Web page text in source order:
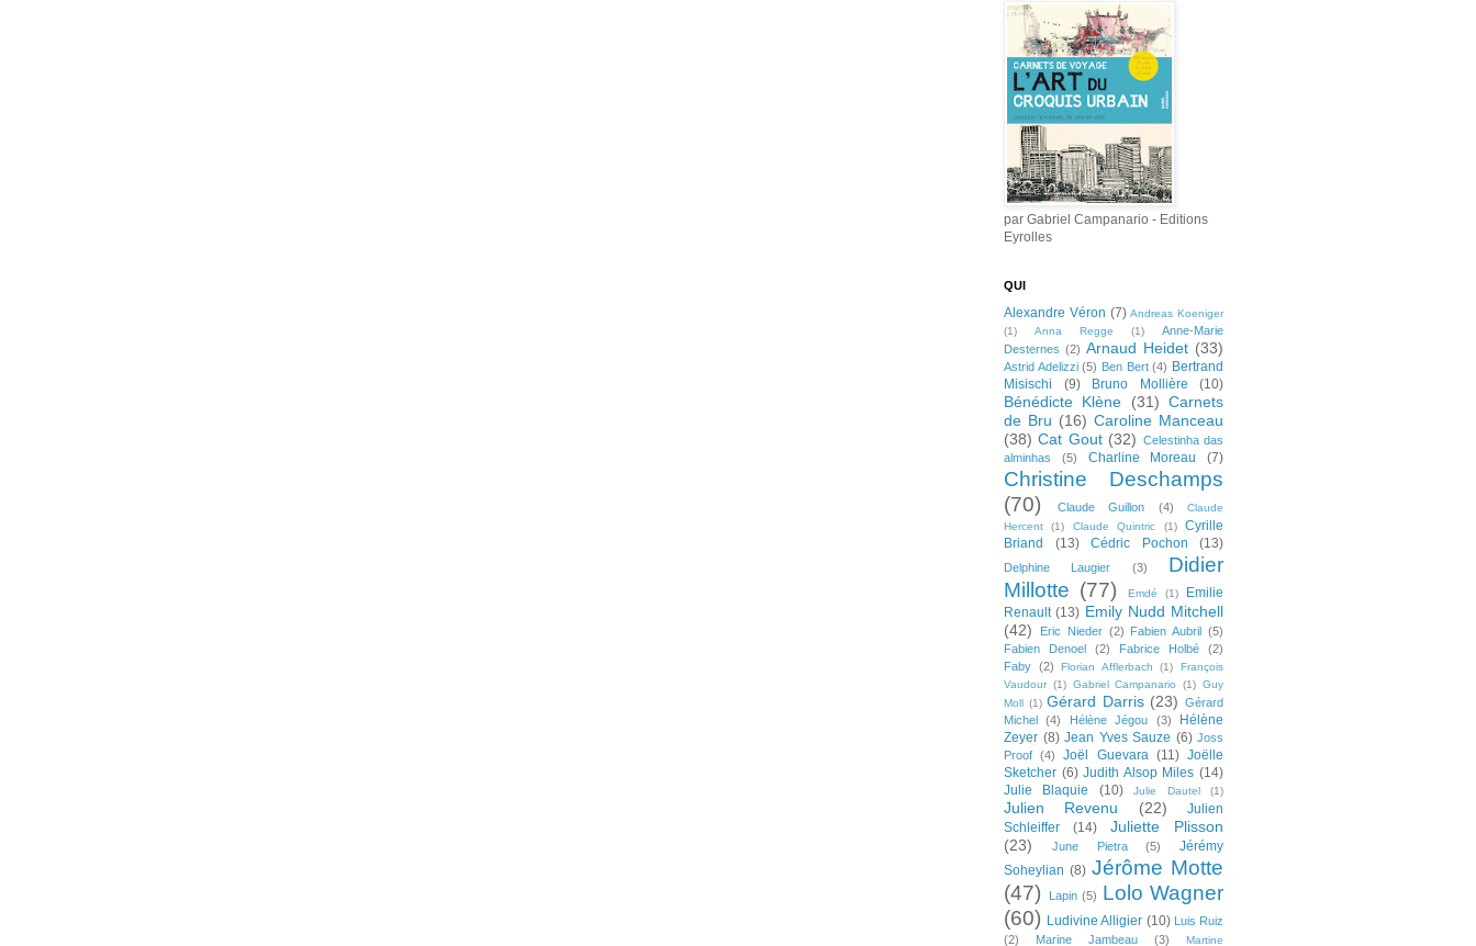
par Gabriel Campanario - Editions
Eyrolles
QUI
Alexandre Véron (7) Andreas Koeniger
(1)
Anna Regge (1)
Anne-Marie
Desternes (2) Arnaud Heidet (33)
Astrid Adelizzi (5) Ben Bert (4) Bertrand
Misischi
(9) Bruno Mollière (10)
Bénédicte Klène (31) Carnets
de Bru (16) Caroline Manceau
(38) Cat Gout (32) Celestinha das
alminhas
(5) Charline Moreau (7)
Christine Deschamps
(70)
Claude Guillon (4)
Claude
Hercent
(1) Claude Quintric (1)
Cyrille
Briand
(13) Cédric Pochon (13)
Delphine Laugier (3)
Didier
Millotte (77) Emdé (1)
Emilie
Renault (13) Emily Nudd Mitchell
(42)
Eric Nieder (2) Fabien Aubril (5)
Fabien Denoel
(2) Fabrice Holbé
(2)
Faby (2) Florian Afflerbach (1)
François
Vaudour (1) Gabriel Campanario (1) Guy
Moll (1) Gérard Darris (23) Gérard
Michel
(4) Hélène Jégou (3)
Hélène
Zeyer (8) Jean Yves Sauze (6) Joss
Proof
(4) Joël Guevara (11) Joëlle
Sketcher (6) Judith Alsop Miles (14)
Julie Blaquie
(10) Julie Dautel (1)
Julien Revenu (22)
Julien
Schleiffer
(14)
Juliette Plisson
(23)
June Pietra (5)
Jérémy
Soheylian (8) Jérôme Motte
(47)
Lapin (5) Lolo Wagner
(60) Ludivine Alligier (10) Luis Ruiz
(2)
Marine Jambeau (3) Martine